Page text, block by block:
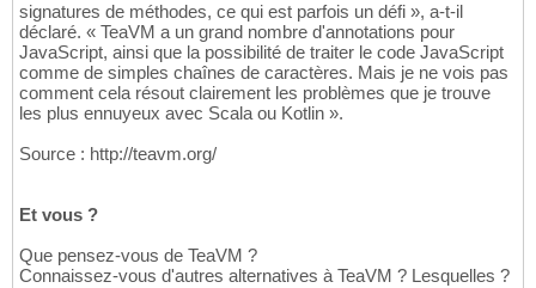
signatures de méthodes, ce qui est parfois un défi », a-t-il
déclaré. « TeaVM a un grand nombre d'annotations pour
JavaScript, ainsi que la possibilité de traiter le code JavaScript
comme de simples chaînes de caractères. Mais je ne vois pas
comment cela résout clairement les problèmes que je trouve
les plus ennuyeux avec Scala ou Kotlin ».
Source : http://teavm.org/
Et vous ?
Que pensez-vous de TeaVM ?
Connaissez-vous d'autres alternatives à TeaVM ? Lesquelles ?